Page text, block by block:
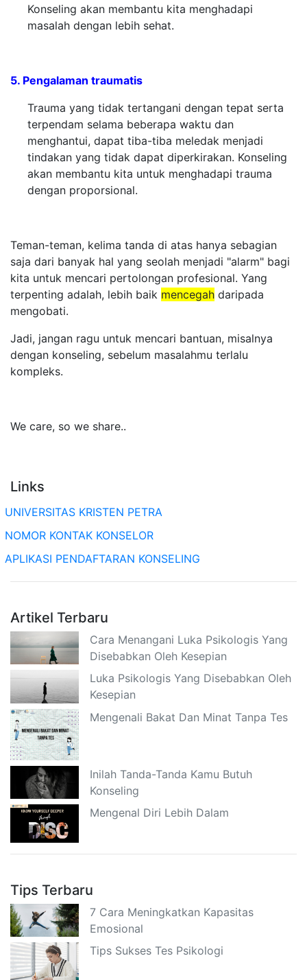
Konseling akan membantu kita menghadapi
masalah dengan lebih sehat.
5. Pengalaman traumatis
Trauma yang tidak tertangani dengan tepat serta
terpendam selama beberapa waktu dan
menghantui, dapat tiba-tiba meledak menjadi
tindakan yang tidak dapat diperkirakan. Konseling
akan membantu kita untuk menghadapi trauma
dengan proporsional.
Teman-teman, kelima tanda di atas hanya sebagian
saja dari banyak hal yang seolah menjadi "alarm" bagi
kita untuk mencari pertolongan profesional. Yang
terpenting adalah, lebih baik mencegah daripada
mengobati.
Jadi, jangan ragu untuk mencari bantuan, misalnya
dengan konseling, sebelum masalahmu terlalu
kompleks.
We care, so we share..
Links
UNIVERSITAS KRISTEN PETRA
NOMOR KONTAK KONSELOR
APLIKASI PENDAFTARAN KONSELING
Artikel Terbaru
Cara Menangani Luka Psikologis Yang
Disebabkan Oleh Kesepian
Luka Psikologis Yang Disebabkan Oleh
Kesepian
Mengenali Bakat Dan Minat Tanpa Tes
Inilah Tanda-Tanda Kamu Butuh
Konseling
Mengenal Diri Lebih Dalam
Tips Terbaru
7 Cara Meningkatkan Kapasitas
Emosional
Tips Sukses Tes Psikologi